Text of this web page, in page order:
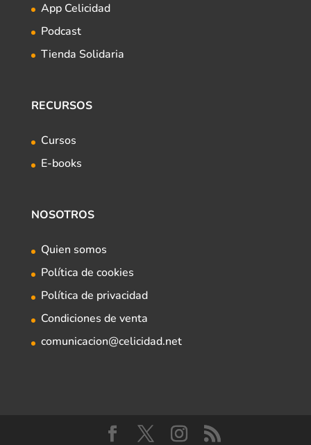
App Celicidad
Podcast
Tienda Solidaria
RECURSOS
Cursos
E-books
NOSOTROS
Quien somos
Política de cookies
Política de privacidad
Condiciones de venta
comunicacion@celicidad.net